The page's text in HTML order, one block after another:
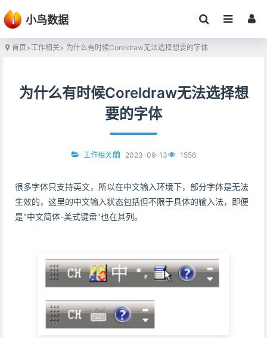
小鸟数据
首页>工作相关> 为什么有时候Coreldraw无法选择想要的字体
为什么有时候Coreldraw无法选择想
要的字体
工作相关 2023-09-13 1556
很多字体只支持英文，所以在中文输入环境下，部分字体是无法
生效的，这里的中文输入状态包括但不限于具体的输入法，即便
是"中文简体-美式键盘"也在其列。